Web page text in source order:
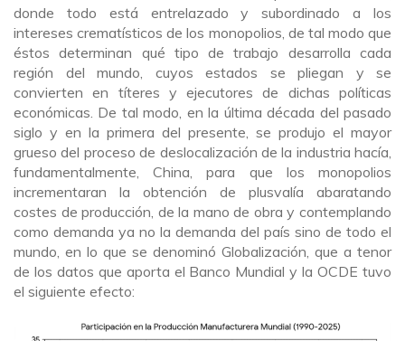
donde todo está entrelazado y subordinado a los
intereses crematísticos de los monopolios, de tal modo que
éstos determinan qué tipo de trabajo desarrolla cada
región del mundo, cuyos estados se pliegan y se
convierten en títeres y ejecutores de dichas políticas
económicas. De tal modo, en la última década del pasado
siglo y en la primera del presente, se produjo el mayor
grueso del proceso de deslocalización de la industria hacía,
fundamentalmente, China, para que los monopolios
incrementaran la obtención de plusvalía abaratando
costes de producción, de la mano de obra y contemplando
como demanda ya no la demanda del país sino de todo el
mundo, en lo que se denominó Globalización, que a tenor
de los datos que aporta el Banco Mundial y la OCDE tuvo
el siguiente efecto: